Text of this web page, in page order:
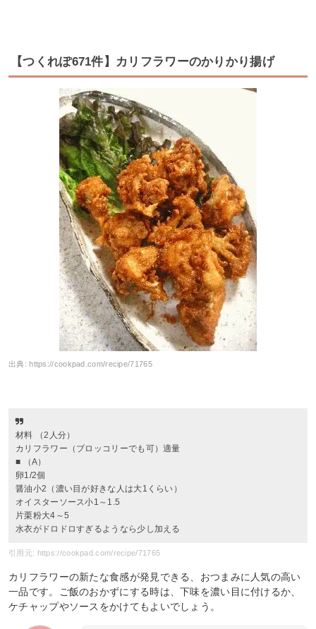
【つくれぽ671件】カリフラワーのかりかり揚げ
出典:https://cookpad.com/recipe/71765
材料 （2人分）
カリフラワー（ブロッコリーでも可）適量
■ （A）
卵1/2個
醤油小2（濃い目が好きな人は大1くらい）
オイスターソース小1～1.5
片栗粉大4～5
水衣がドロドロすぎるようなら少し加える
引用元: https://cookpad.com/recipe/71765
カリフラワーの新たな食感が発見できる、おつまみに人気の高い
一品です。ご飯のおかずにする時は、下味を濃い目に付けるか、
ケチャップやソースをかけてもよいでしょう。